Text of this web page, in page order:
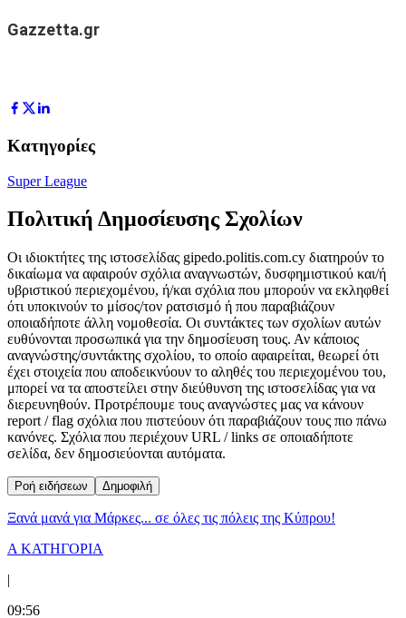
Gazzetta.gr
Κατηγορίες
Super League
Πολιτική Δημοσίευσης Σχολίων
Οι ιδιοκτήτες της ιστοσελίδας gipedo.politis.com.cy διατηρούν το
δικαίωμα να αφαιρούν σχόλια αναγνωστών, δυσφημιστικού και/ή
υβριστικού περιεχομένου, ή/και σχόλια που μπορούν να εκληφθεί
ότι υποκινούν το μίσος/τον ρατσισμό ή που παραβιάζουν
οποιαδήποτε άλλη νομοθεσία. Οι συντάκτες των σχολίων αυτών
ευθύνονται προσωπικά για την δημοσίευση τους. Αν κάποιος
αναγνώστης/συντάκτης σχολίου, το οποίο αφαιρείται, θεωρεί ότι
έχει στοιχεία που αποδεικνύουν το αληθές του περιεχομένου του,
μπορεί να τα αποστείλει στην διεύθυνση της ιστοσελίδας για να
διερευνηθούν. Προτρέπουμε τους αναγνώστες μας να κάνουν
report / flag σχόλια που πιστεύουν ότι παραβιάζουν τους πιο πάνω
κανόνες. Σχόλια που περιέχουν URL / links σε οποιαδήποτε
σελίδα, δεν δημοσιεύονται αυτόματα.
Ροή ειδήσεων Δημοφιλή
Ξανά μανά για Μάρκες... σε όλες τις πόλεις της Κύπρου!
Α ΚΑΤΗΓΟΡΙΑ
|
09:56